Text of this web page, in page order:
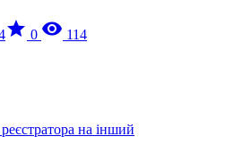
star 0 visibility 114
на інший